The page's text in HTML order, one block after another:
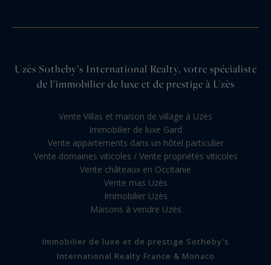
Uzès Sotheby’s International Realty, votre spécialiste
de l’immobilier de luxe et de prestige à Uzès
Vente Villas et maison de village à Uzès
Immobilier de luxe Gard
Vente appartements dans un hôtel particulier
Vente domaines viticoles / Vente propriétés viticoles
Vente châteaux en Occitanie
Vente mas Uzès
Immobilier Uzès
Maisons à vendre Uzès
Immobilier de luxe et de prestige Sotheby's
International Realty France & Monaco